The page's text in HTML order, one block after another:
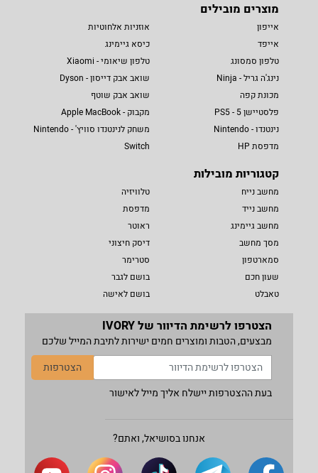
מוצרים מובילים
אייפון
אייפד
טלפון סמסונג
נינג'ה גריל - Ninja
מכונת קפה
פלסטיישן 5 - PS5
נינטנדו - Nintendo
מדפסת HP
אוזניות אלחוטיות
כיסא גיימינג
טלפון שיאומי - Xiaomi
שואב אבק דייסון - Dyson
שואב אבק שוטף
מקבוק - Apple MacBook
משחק לנינטנדו סוויץ' - Nintendo
Switch
קטגוריות מובילות
מחשב נייח
מחשב נייד
מחשב גיימינג
מסך מחשב
סמארטפון
שעון חכם
טאבלט
טלוויזיה
מדפסת
ראוטר
דיסק חיצוני
סטרימר
בושם לגבר
בושם לאישה
הצטרפו לרשימת הדיוור של IVORY
מבצעים, הטבות ומוצרים חמים ישירות לתיבת המייל שלכם
הצטרפות
בעת ההצטרפות יישלח אליך מייל לאישור
אנחנו בסושיאל, ואתם?